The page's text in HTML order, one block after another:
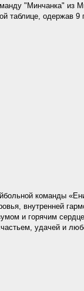
"Минчанка" из
таблице, одержав 9
команды
внутренней
и горячим
удачей и